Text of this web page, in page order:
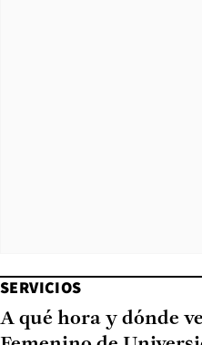
SERVICIOS
A qué hora y dónde